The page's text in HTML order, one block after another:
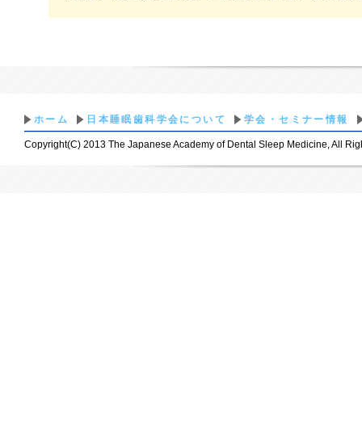
ホーム 日本睡眠歯科学会について 学会・セミナー情報
Copyright(C) 2013 The Japanese Academy of Dental Sleep Medicine, All